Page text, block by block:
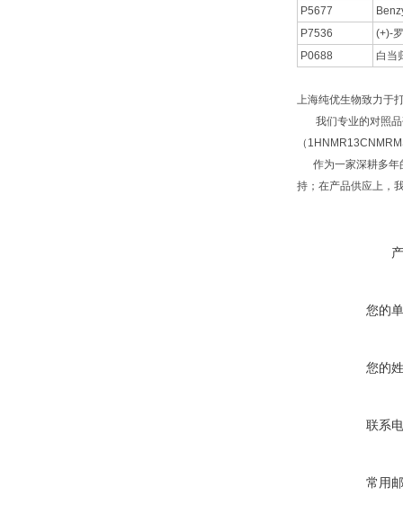
P5677
P7536
(+)-
P0688
白当
上海纯优生物致力于
我们专业的对照品
（
作为一家深耕多年
持；在产品供应上，
您的
您的
联系
常用